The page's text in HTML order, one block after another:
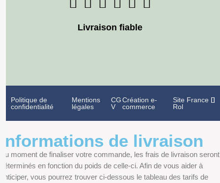
Livraison fiable
Politique de
confidentialité
Mentions
légales
CG
V
Création e-
commerce
Site France
Rol
Informations de livraison
Au moment de finaliser votre commande, les frais de livraison seront
déterminés en fonction du poids de celle-ci. Afin de vous aider à
anticiper, vous pourrez trouver ci-dessous le tableau des tarifs de